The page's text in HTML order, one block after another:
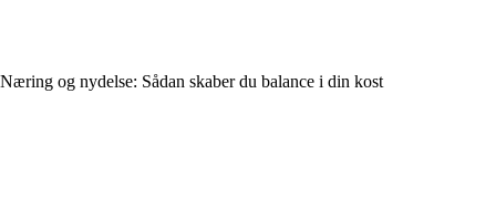
Næring og nydelse: Sådan skaber du balance i din kost